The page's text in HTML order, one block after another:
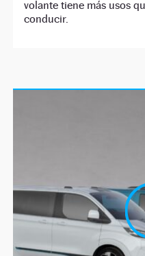
volante tiene más usos
conducir.